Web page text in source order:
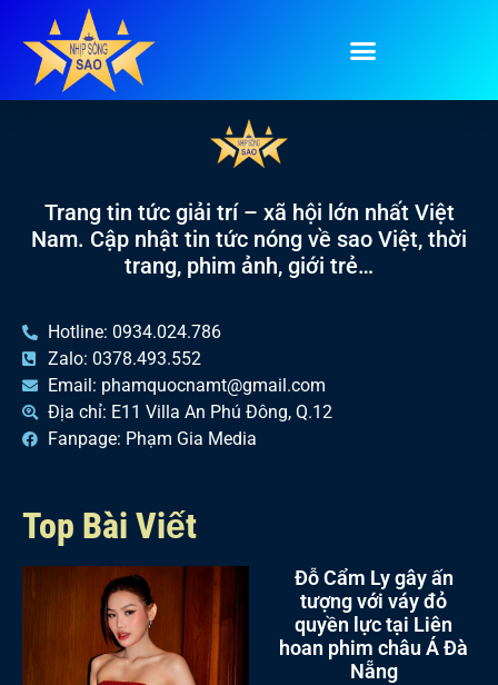
Tag:couple
Trang tin tức giải trí – xã hội lớn nhất Việt
Nam. Cập nhật tin tức nóng về sao Việt, thời
trang, phim ảnh, giới trẻ…
Hotline: 0934.024.786
Zalo: 0378.493.552
Email: phamquocnamt@gmail.com
Địa chỉ: E11 Villa An Phú Đông, Q.12
Fanpage: Phạm Gia Media
Top Bài Viết
Đỗ Cẩm Ly gây ấn
tượng với váy đỏ
quyền lực tại Liên
hoan phim châu Á Đà
Nẵng